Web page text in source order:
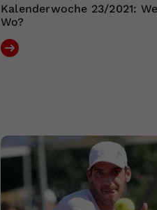
Kalenderwoche 23/2021:
Wo?